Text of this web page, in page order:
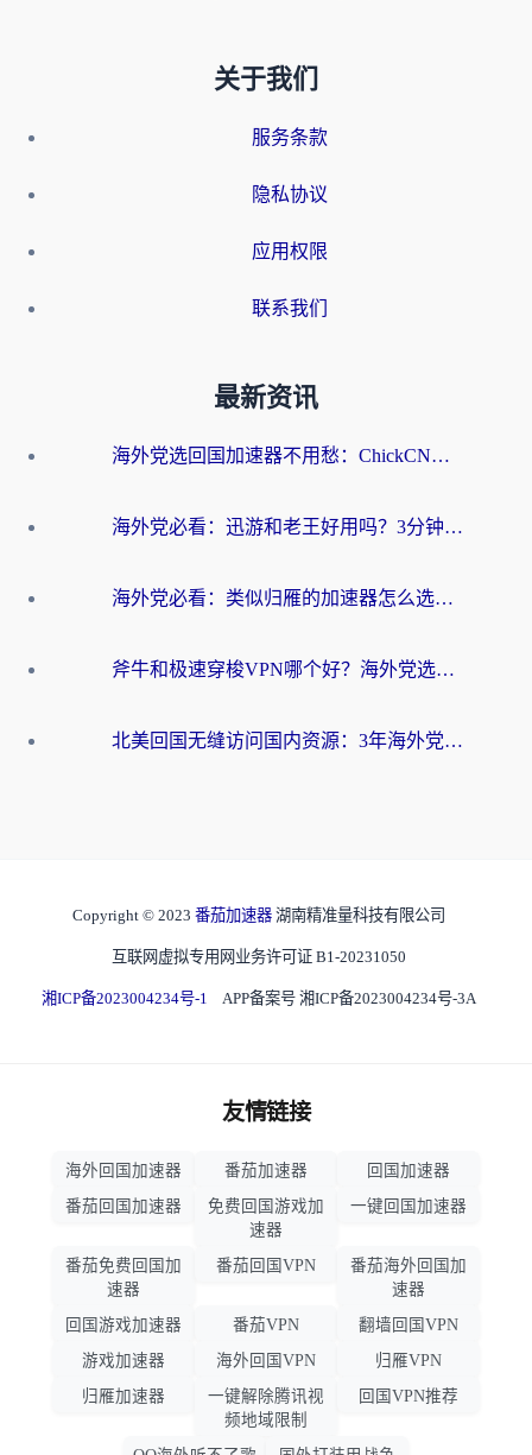
关于我们
服务条款
隐私协议
应用权限
联系我们
最新资讯
海外党选回国加速器不用愁：ChickCN和洞见哪个好？一篇搞定所有疑问
海外党必看：迅游和老王好用吗？3分钟选对加速国内网络的加速器
海外党必看：类似归雁的加速器怎么选？一篇搞定无缝访问国内资源
斧牛和极速穿梭VPN哪个好？海外党选回国加速器必看的真实对比与避坑指南
北美回国无缝访问国内资源：3年海外党亲测的加速器选择指南
Copyright © 2023 番茄加速器 湖南精准量科技有限公司
互联网虚拟专用网业务许可证 B1-20231050
湘ICP备2023004234号-1 APP备案号 湘ICP备2023004234号-3A
友情链接
海外回国加速器 番茄加速器
回国加速器
番茄回国加速器
免费回国游戏加
速器
一键回国加速器
番茄免费回国加
速器
番茄回国VPN
番茄海外回国加
速器
回国游戏加速器
番茄VPN
翻墙回国VPN
游戏加速器
海外回国VPN
归雁VPN
归雁加速器
一键解除腾讯视
频地域限制
回国VPN推荐